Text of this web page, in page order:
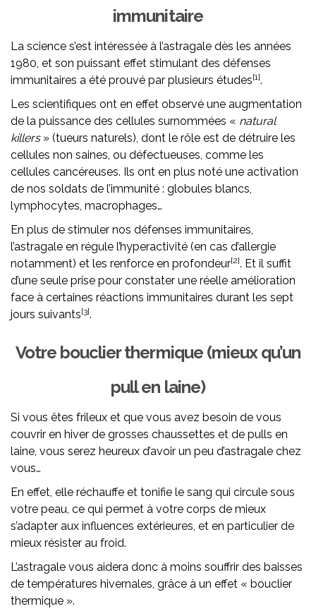
immunitaire
La science s’est intéressée à l’astragale dès les années
1980, et son puissant effet stimulant des défenses
immunitaires a été prouvé par plusieurs études[1].
Les scientifiques ont en effet observé une augmentation
de la puissance des cellules surnommées « natural
killers» (tueurs naturels), dont le rôle est de détruire les
cellules non saines, ou défectueuses, comme les
cellules cancéreuses. Ils ont en plus noté une activation
de nos soldats de l’immunité : globules blancs,
lymphocytes, macrophages…
En plus de stimuler nos défenses immunitaires,
l’astragale en régule l’hyperactivité (en cas d’allergie
notamment) et les renforce en profondeur[2]. Et il suffit
d’une seule prise pour constater une réelle amélioration
face à certaines réactions immunitaires durant les sept
jours suivants[3].
Votre bouclier thermique (mieux qu’un
pull en laine)
Si vous êtes frileux et que vous avez besoin de vous
couvrir en hiver de grosses chaussettes et de pulls en
laine, vous serez heureux d’avoir un peu d’astragale chez
vous…
En effet, elle réchauffe et tonifie le sang qui circule sous
votre peau, ce qui permet à votre corps de mieux
s’adapter aux influences extérieures, et en particulier de
mieux résister au froid.
L’astragale vous aidera donc à moins souffrir des baisses
de températures hivernales, grâce à un effet « bouclier
thermique ».